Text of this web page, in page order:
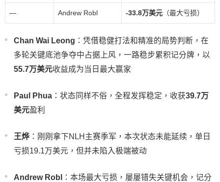
— Andrew Robl -33.8万美元 （最大亏损）
Chan Wai Leong ：凭借稳健打法和精准的局势判断，在
多轮关键底池争夺中占据上风，一路稳步累积记分牌，以
55.7万美元收益成为当日最大赢家
Paul Phua ：状态同样不俗，全程发挥稳定，收获39.7万
美元盈利
王烨 ：刚刚拿下NLH主赛季军，本次状态未能延续，单日
亏损19.1万美元，但并未陷入极端被动
Andrew Robl ：本场最大亏损，屡屡错失关键机会，记分